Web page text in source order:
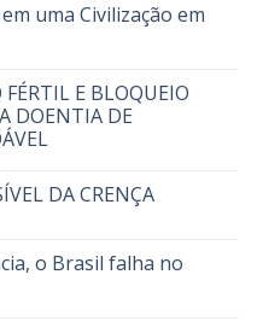
uma Civilização em
E BLOQUEIO
DOENTIA DE
DA CRENÇA
o Brasil falha no